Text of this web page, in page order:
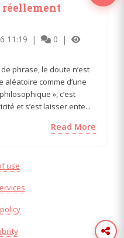
réellement
11:19 |
0 |
phrase, le doute n’est
comme d’une
», c’est
et s’est laisser ente...
Read More
use